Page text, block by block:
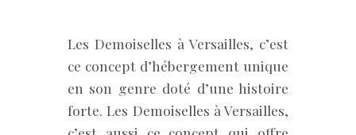
Les Demoiselles à Versailles, c’est
ce concept d’hébergement unique
en son genre doté d’une histoire
forte. Les Demoiselles à Versailles,